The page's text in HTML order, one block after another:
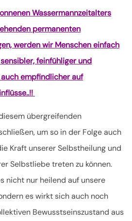
Wassermannzeitalters
permanenten
werden wir Menschen einfach
feinfühliger und
empfindlicher auf
übergreifenden
um so in der Folge auch
Kraft unserer Selbstheilung und
Selbstliebe treten zu können.
nicht nur heilend auf unsere
es wirkt sich auch noch
Bewusstseinszustand aus